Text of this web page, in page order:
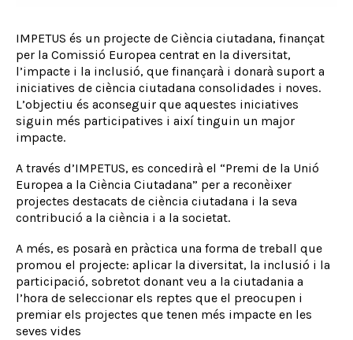
IMPETUS és un projecte de Ciència ciutadana, finançat
per la Comissió Europea centrat en la diversitat,
l’impacte i la inclusió, que finançarà i donarà suport a
iniciatives de ciència ciutadana consolidades i noves.
L’objectiu és aconseguir que aquestes iniciatives
siguin més participatives i així tinguin un major
impacte.
A través d’IMPETUS, es concedirà el “Premi de la Unió
Europea a la Ciència Ciutadana” per a reconèixer
projectes destacats de ciència ciutadana i la seva
contribució a la ciència i a la societat.
A més, es posarà en pràctica una forma de treball que
promou el projecte: aplicar la diversitat, la inclusió i la
participació, sobretot donant veu a la ciutadania a
l’hora de seleccionar els reptes que el preocupen i
premiar els projectes que tenen més impacte en les
seves vides